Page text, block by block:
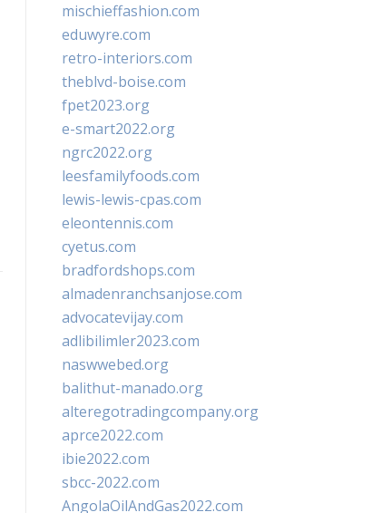
mischieffashion.com
eduwyre.com
retro-interiors.com
theblvd-boise.com
fpet2023.org
e-smart2022.org
ngrc2022.org
leesfamilyfoods.com
lewis-lewis-cpas.com
eleontennis.com
cyetus.com
bradfordshops.com
almadenranchsanjose.com
advocatevijay.com
adlibilimler2023.com
naswwebed.org
balithut-manado.org
alteregotradingcompany.org
aprce2022.com
ibie2022.com
sbcc-2022.com
AngolaOilAndGas2022.com